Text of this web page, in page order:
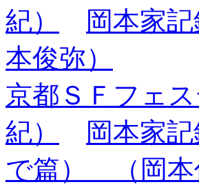
紀）
岡本家
本俊弥）
京都ＳＦフェ
紀）
岡本家
で篇） （岡本